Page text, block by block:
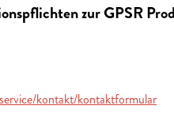
zur GPSR
kontakt/kontaktformular